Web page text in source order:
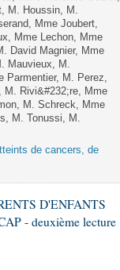
M. Houssin, M.
Mme Joubert,
Mme Lechon, Mme
David Magnier, Mme
Mauvieux, M.
Parmentier, M. Perez,
M. Rivi&#232;re, Mme
M. Schreck, Mme
M. Tonussi, M.
de cancers, de
D'ENFANTS
- deuxième lecture